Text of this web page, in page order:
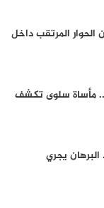
المرتقب داخل
مأساة سلوى تكشف
يجري